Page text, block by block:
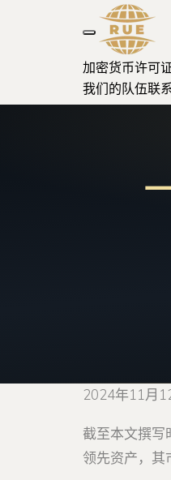
加密货币许可
我们的队伍联
2024年11月
截至本文撰
领先资产，其